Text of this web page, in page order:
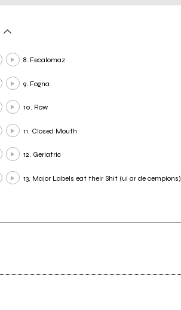
8. Fecalomaz
9. Fogna
10. Row
11. Closed Mouth
12. Geriatric
13. Major Labels eat their Shit (ui ar de cempions)